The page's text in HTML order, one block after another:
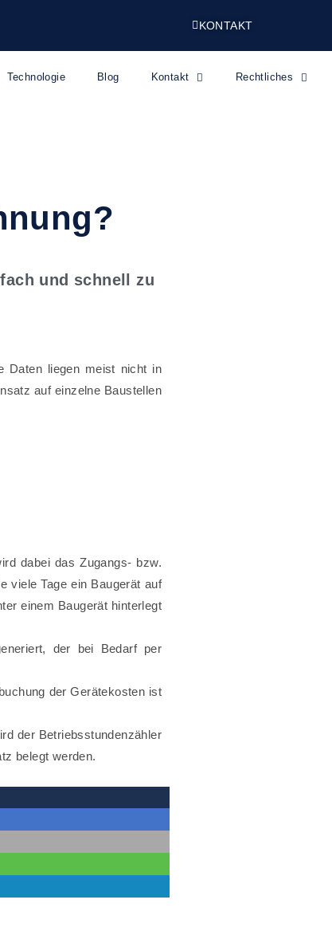
KONTAKT
Technologie Blog Kontakt Rechtliches
und schnell zu
Daten liegen meist nicht in
auf einzelne Baustellen
dabei das Zugangs- bzw.
viele Tage ein Baugerät auf
einem Baugerät hinterlegt
der bei Bedarf per
der Gerätekosten ist
der Betriebsstundenzähler
belegt werden.